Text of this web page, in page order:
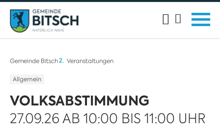
Gemeinde Bitsch Veranstaltungen
Allgemein
VOLKSABSTIMMUNG
27.09.26 AB 10:00 BIS 11:00 UHR